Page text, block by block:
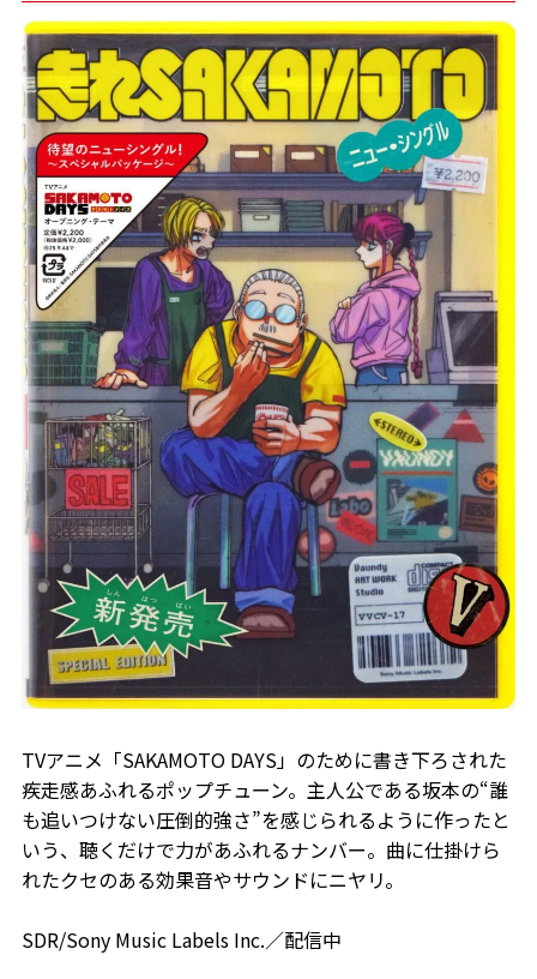
TVアニメ「SAKAMOTO DAYS」のために書き下ろされた
疾走感あふれるポップチューン。主人公である坂本の“誰
も追いつけない圧倒的強さ”を感じられるように作ったと
いう、聴くだけで力があふれるナンバー。曲に仕掛けら
れたクセのある効果音やサウンドにニヤリ。
SDR/Sony Music Labels Inc.／配信中